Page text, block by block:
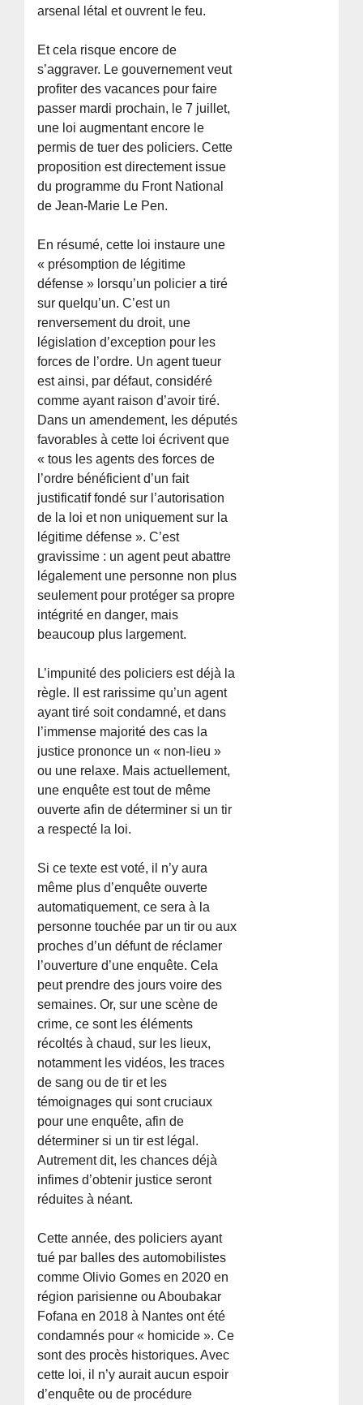
arsenal létal et ouvrent le feu.
Et cela risque encore de
s’aggraver. Le gouvernement veut
profiter des vacances pour faire
passer mardi prochain, le 7 juillet,
une loi augmentant encore le
permis de tuer des policiers. Cette
proposition est directement issue
du programme du Front National
de Jean-Marie Le Pen.
En résumé, cette loi instaure une
« présomption de légitime
défense » lorsqu’un policier a tiré
sur quelqu’un. C’est un
renversement du droit, une
législation d’exception pour les
forces de l’ordre. Un agent tueur
est ainsi, par défaut, considéré
comme ayant raison d’avoir tiré.
Dans un amendement, les députés
favorables à cette loi écrivent que
« tous les agents des forces de
l’ordre bénéficient d’un fait
justificatif fondé sur l’autorisation
de la loi et non uniquement sur la
légitime défense ». C’est
gravissime : un agent peut abattre
légalement une personne non plus
seulement pour protéger sa propre
intégrité en danger, mais
beaucoup plus largement.
L’impunité des policiers est déjà la
règle. Il est rarissime qu’un agent
ayant tiré soit condamné, et dans
l’immense majorité des cas la
justice prononce un « non-lieu »
ou une relaxe. Mais actuellement,
une enquête est tout de même
ouverte afin de déterminer si un tir
a respecté la loi.
Si ce texte est voté, il n’y aura
même plus d’enquête ouverte
automatiquement, ce sera à la
personne touchée par un tir ou aux
proches d’un défunt de réclamer
l’ouverture d’une enquête. Cela
peut prendre des jours voire des
semaines. Or, sur une scène de
crime, ce sont les éléments
récoltés à chaud, sur les lieux,
notamment les vidéos, les traces
de sang ou de tir et les
témoignages qui sont cruciaux
pour une enquête, afin de
déterminer si un tir est légal.
Autrement dit, les chances déjà
infimes d’obtenir justice seront
réduites à néant.
Cette année, des policiers ayant
tué par balles des automobilistes
comme Olivio Gomes en 2020 en
région parisienne ou Aboubakar
Fofana en 2018 à Nantes ont été
condamnés pour « homicide ». Ce
sont des procès historiques. Avec
cette loi, il n’y aurait aucun espoir
d’enquête ou de procédure